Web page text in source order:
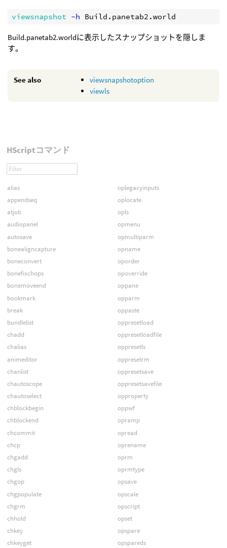
viewsnapshot -h
Build.panetab2.worldに表示したスナップショットを隠しま
す。
See also
viewsnapshotoption
viewls
HScriptコマンド
alias
appendseq
atjob
audiopanel
autosave
bonealigncapture
boneconvert
bonefixchops
bonemoveend
bookmark
break
bundlelist
chadd
chalias
animeditor
chanlist
chautoscope
chautoselect
chblockbegin
chblockend
chcommit
chcp
chgadd
chgls
chgop
chgpopulate
chgrm
chhold
chkey
chkeyget
oplegacyinputs
oplocate
opls
opmenu
opmultiparm
opname
oporder
opoverride
oppane
opparm
oppaste
oppresetload
oppresetloadfile
oppresetls
oppresetrm
oppresetsave
oppresetsavefile
opproperty
oppwf
opramp
opread
oprename
oprm
oprmtype
opsave
opscale
opscript
opset
opspare
opspareds